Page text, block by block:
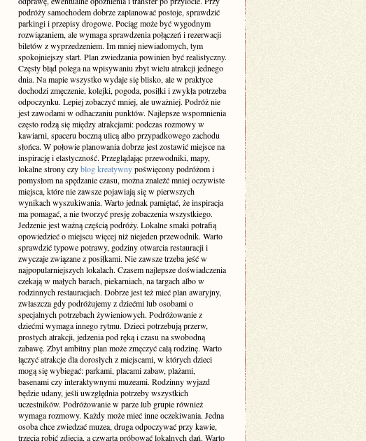
podróży samochodem dobrze zaplanować postoje, sprawdzić
parkingi i przepisy drogowe. Pociąg może być wygodnym
rozwiązaniem, ale wymaga sprawdzenia połączeń i rezerwacji
biletów z wyprzedzeniem. Im mniej niewiadomych, tym
spokojniejszy start. Plan zwiedzania powinien być realistyczny.
Częsty błąd polega na wpisywaniu zbyt wielu atrakcji jednego
dnia. Na mapie wszystko wydaje się blisko, ale w praktyce
dochodzi zmęczenie, kolejki, pogoda, posiłki i zwykła potrzeba
odpoczynku. Lepiej zobaczyć mniej, ale uważniej. Podróż nie
jest zawodami w odhaczaniu punktów. Najlepsze wspomnienia
często rodzą się między atrakcjami: podczas rozmowy w
kawiarni, spaceru boczną ulicą albo przypadkowego zachodu
słońca. W połowie planowania dobrze jest zostawić miejsce na
inspirację i elastyczność. Przeglądając przewodniki, mapy,
lokalne strony czyblog kreatywnypoświęcony podróżom i
pomysłom na spędzanie czasu, można znaleźć mniej oczywiste
miejsca, które nie zawsze pojawiają się w pierwszych
wynikach wyszukiwania. Warto jednak pamiętać, że inspiracja
ma pomagać, a nie tworzyć presję zobaczenia wszystkiego.
Jedzenie jest ważną częścią podróży. Lokalne smaki potrafią
opowiedzieć o miejscu więcej niż niejeden przewodnik. Warto
sprawdzić typowe potrawy, godziny otwarcia restauracji i
zwyczaje związane z posiłkami. Nie zawsze trzeba jeść w
najpopularniejszych lokalach. Czasem najlepsze doświadczenia
czekają w małych barach, piekarniach, na targach albo w
rodzinnych restauracjach. Dobrze jest też mieć plan awaryjny,
zwłaszcza gdy podróżujemy z dziećmi lub osobami o
specjalnych potrzebach żywieniowych. Podróżowanie z
dziećmi wymaga innego rytmu. Dzieci potrzebują przerw,
prostych atrakcji, jedzenia pod ręką i czasu na swobodną
zabawę. Zbyt ambitny plan może zmęczyć całą rodzinę. Warto
łączyć atrakcje dla dorosłych z miejscami, w których dzieci
mogą się wybiegać: parkami, placami zabaw, plażami,
basenami czy interaktywnymi muzeami. Rodzinny wyjazd
będzie udany, jeśli uwzględnia potrzeby wszystkich
uczestników. Podróżowanie w parze lub grupie również
wymaga rozmowy. Każdy może mieć inne oczekiwania. Jedna
osoba chce zwiedzać muzea, druga odpoczywać przy kawie,
trzecia robić zdjęcia, a czwarta próbować lokalnych dań. Warto